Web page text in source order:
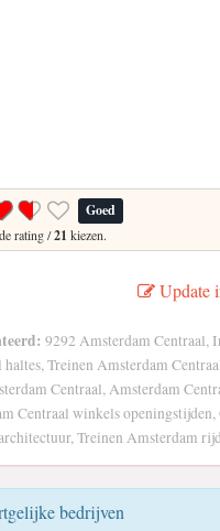
Goed
rating /21 kiezen.
Update
9292 Amsterdam Centraal,
Treinen Amsterdam
Centraal, Amsterdam
Centraal winkels openingstijden,
Treinen Amsterdam
bedrijven